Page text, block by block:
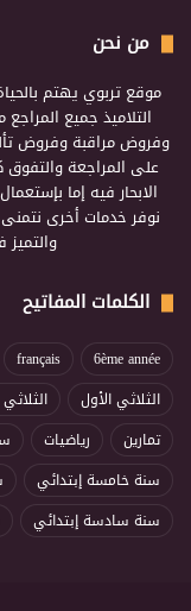
من نحن
موقع تربوي يهتم
التلاميذ جميع
وفروض مراقبة وفروض
على المراجعة
الابحار فيه إما
نوفر خدمات أخرى
الكلمات المفاتيح
6ème année
français
الثلاثي الأول
تمارين
رياضيات
سنة خامسة إبتدائي
سنة سادسة إبتدائي